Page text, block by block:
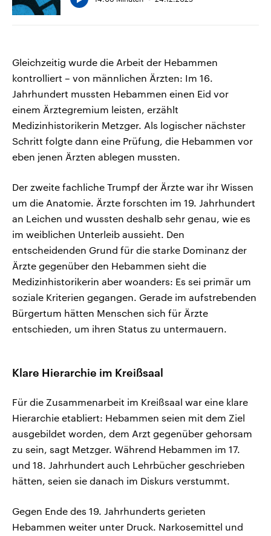
Gleichzeitig wurde die Arbeit der Hebammen
kontrolliert – von männlichen Ärzten: Im 16.
Jahrhundert mussten Hebammen einen Eid vor
einem Ärztegremium leisten, erzählt
Medizinhistorikerin Metzger. Als logischer nächster
Schritt folgte dann eine Prüfung, die Hebammen vor
eben jenen Ärzten ablegen mussten.
Der zweite fachliche Trumpf der Ärzte war ihr Wissen
um die Anatomie. Ärzte forschten im 19. Jahrhundert
an Leichen und wussten deshalb sehr genau, wie es
im weiblichen Unterleib aussieht. Den
entscheidenden Grund für die starke Dominanz der
Ärzte gegenüber den Hebammen sieht die
Medizinhistorikerin aber woanders: Es sei primär um
soziale Kriterien gegangen. Gerade im aufstrebenden
Bürgertum hätten Menschen sich für Ärzte
entschieden, um ihren Status zu untermauern.
Klare Hierarchie im Kreißsaal
Für die Zusammenarbeit im Kreißsaal war eine klare
Hierarchie etabliert: Hebammen seien mit dem Ziel
ausgebildet worden, dem Arzt gegenüber gehorsam
zu sein, sagt Metzger. Während Hebammen im 17.
und 18. Jahrhundert auch Lehrbücher geschrieben
hätten, seien sie danach im Diskurs verstummt.
Gegen Ende des 19. Jahrhunderts gerieten
Hebammen weiter unter Druck. Narkosemittel und